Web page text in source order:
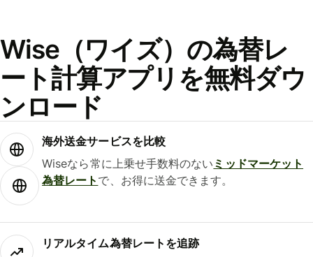
Wise（ワイズ）の為替レ
ート計算アプリを無料ダウ
ンロード
海外送金サービスを比較
Wiseなら常に上乗せ手数料のない ミッドマーケット
為替レート で、お得に送金できます。
リアルタイム為替レートを追跡